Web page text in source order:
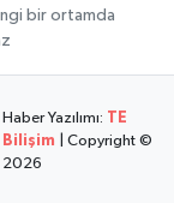
bir ortamda
Haber Yazılımı: TE
Bilişim | Copyright ©
2026